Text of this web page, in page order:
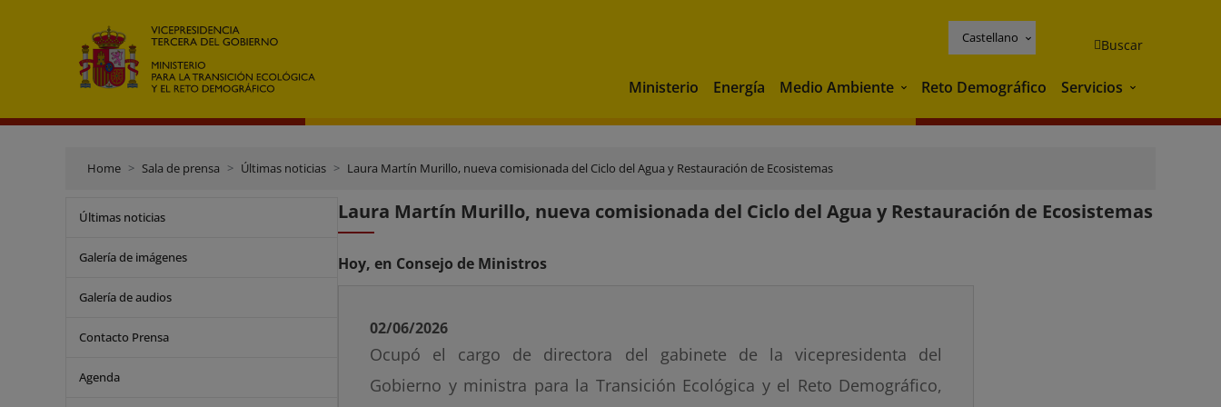
Castellano Buscar
Ministerio Energía Medio Ambiente Medio Ambiente
Reto Demográfico Servicios Servicios
Home Sala de prensa Últimas noticias Laura Martín Murillo, nueva comisionada del Ciclo del Agua y Restauración de Ecosistemas
Últimas noticias
Galería de imágenes
Galería de audios
Contacto Prensa
Agenda
Laura Martín Murillo, nueva comisionada del Ciclo del Agua y Restauración de Ecosistemas
Hoy, en Consejo de Ministros
02/06/2026
Ocupó el cargo de directora del gabinete de la vicepresidenta del
Gobierno y ministra para la Transición Ecológica y el Reto Demográfico,